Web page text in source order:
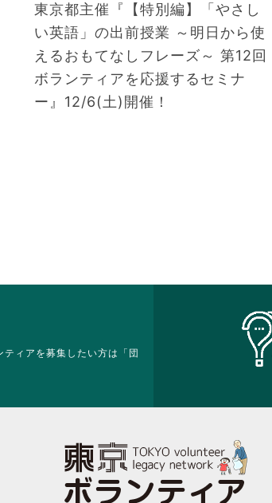
東京都主催『【特別編】「やさし
い英語」の出前授業 ～明日から使
えるおもてなしフレーズ～ 第12回
ボランティアを応援するセミナ
ー』12/6(土)開催！
ィアを募集したい方は「団